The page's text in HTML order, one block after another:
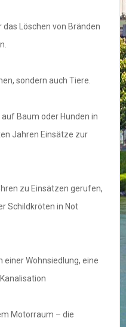
Löschen von Bränden
sondern auch Tiere.
auf Baum oder Hunden in
Jahren Einsätze zur
zu Einsätzen gerufen,
Schildkröten in Not
einer Wohnsiedlung, eine
Motorraum – die